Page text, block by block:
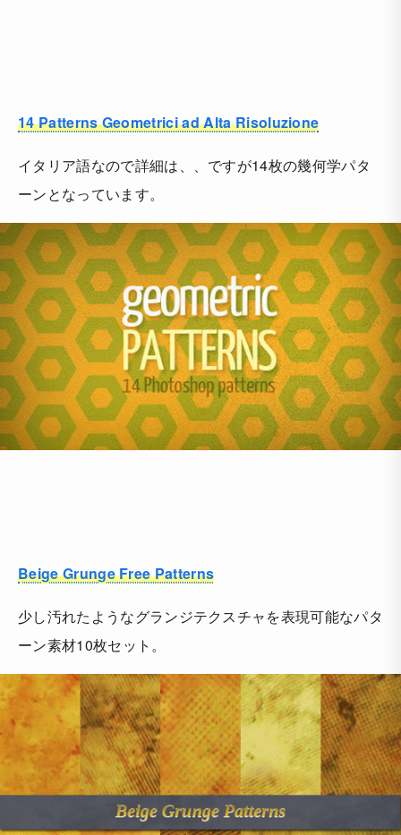
14 Patterns Geometrici ad Alta Risoluzione
イタリア語なので詳細は、、ですが14枚の幾何学パタ
ーンとなっています。
Beige Grunge Free Patterns
少し汚れたようなグランジテクスチャを表現可能なパタ
ーン素材10枚セット。